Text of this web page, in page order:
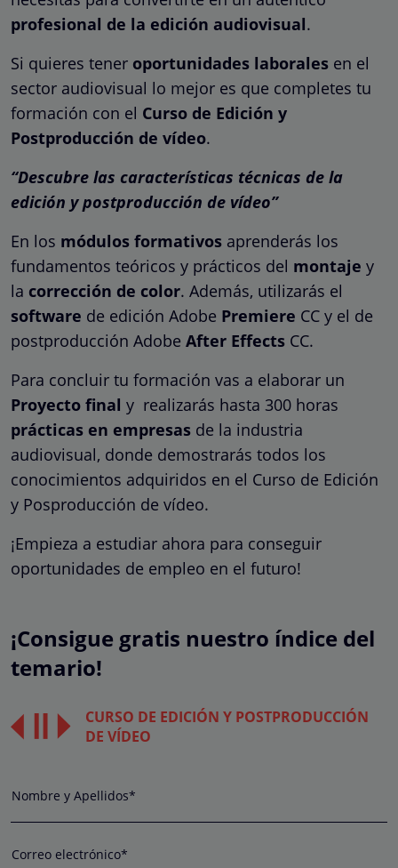
profesional de la edición audiovisual.
Si quieres tener oportunidades laborales en el
sector audiovisual lo mejor es que completes tu
formación con el Curso de Edición y
Postproducción de vídeo.
“Descubre las características técnicas de la
edición y postproducción de vídeo”
En los módulos formativos aprenderás los
fundamentos teóricos y prácticos del montaje y
la corrección de color. Además, utilizarás el
software de edición Adobe Premiere CC y el de
postproducción Adobe After Effects CC.
Para concluir tu formación vas a elaborar un
Proyecto final y realizarás hasta 300 horas
prácticas en empresas de la industria
audiovisual, donde demostrarás todos los
conocimientos adquiridos en el Curso de Edición
y Posproducción de vídeo.
¡Empieza a estudiar ahora para conseguir
oportunidades de empleo en el futuro!
¡Consigue gratis nuestro índice del
temario!
CURSO DE EDICIÓN Y POSTPRODUCCIÓN
DE VÍDEO
Nombre y Apellidos*
Correo electrónico*